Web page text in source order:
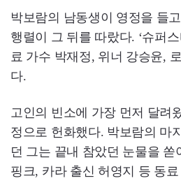
박보람의 남동생이 영정을 들
행렬이 그 뒤를 따랐다. ‘슈퍼
료 가수 박재정, 위너 강승윤,
다.
고인의 빈소에 가장 먼저 달려
정으로 헌화했다. 박보람의 마
던 그는 끝내 참았던 눈물을 쏟
핑크, 카라 출신 허영지 등 동